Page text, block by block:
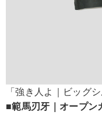
「強き人よ｜ビッグ
■範馬刃牙｜オープン